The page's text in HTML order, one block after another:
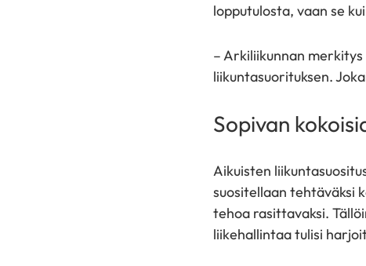
lopputulosta, vaan se
– Arkiliikunnan
liikuntasuorituksen.
Sopivan
Aikuisten
suositellaan tehtäväksi
tehoa rasittavaksi.
liikehallintaa tulisi